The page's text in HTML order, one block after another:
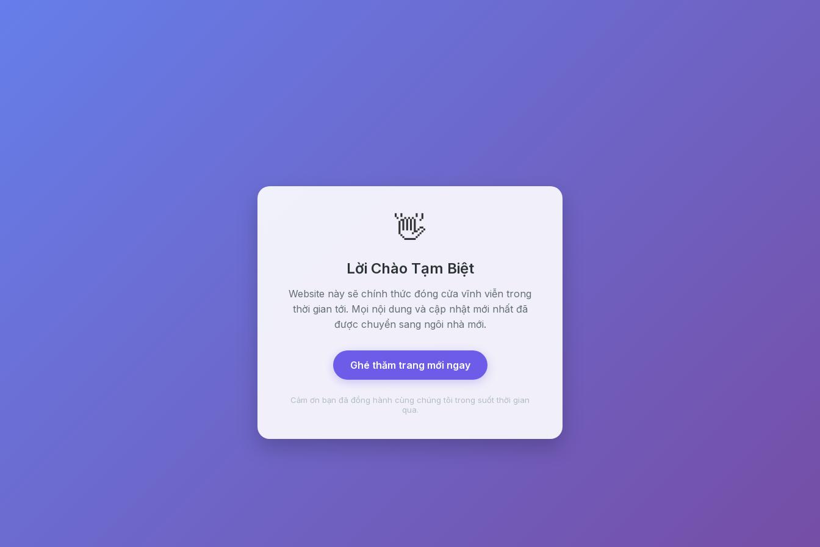
👋
Lời Chào Tạm Biệt
Website này sẽ chính thức đóng cửa vĩnh viễn trong
thời gian tới. Mọi nội dung và cập nhật mới nhất đã
được chuyển sang ngôi nhà mới.
Ghé thăm trang mới ngay
Cảm ơn bạn đã đồng hành cùng chúng tôi trong suốt thời gian
qua.